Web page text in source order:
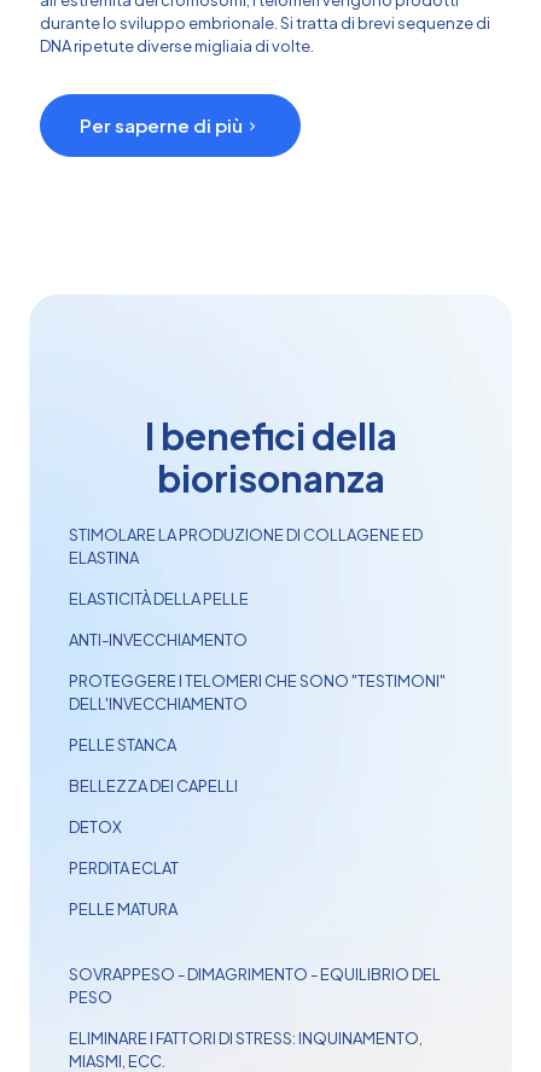
durante lo sviluppo embrionale. Si tratta di brevi sequenze di
DNA ripetute diverse migliaia di volte.
Per saperne di più
I benefici della
biorisonanza
STIMOLARE LA PRODUZIONE DI COLLAGENEED
ELASTINA
ELASTICITÀ DELLA PELLE
ANTI-INVECCHIAMENTO
PROTEGGERE I TELOMERI CHE SONO "TESTIMONI"
DELL'INVECCHIAMENTO
PELLE STANCA
BELLEZZA DEI CAPELLI
DETOX
PERDITA ECLAT
PELLE MATURA
SOVRAPPESO - DIMAGRIMENTO - EQUILIBRIO DEL
PESO
ELIMINARE I FATTORI DI STRESS: INQUINAMENTO,
MIASMI, ECC.